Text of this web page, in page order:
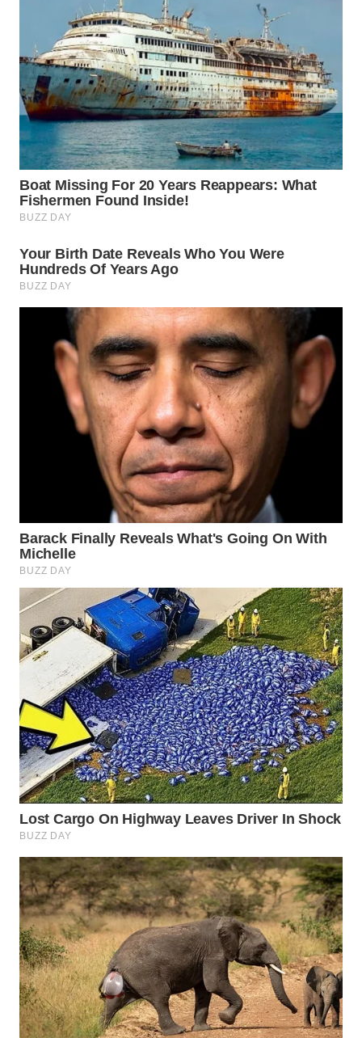
WN
DEPOK
WN
TAPANULI
UTARA
WN
SAMOSIR
PADANG
LAWAS
WN
SUMEDANG
WN
CIANJUR
KEPULAUAN
TANGERANG
WN
BINJAI
WN
CIREBON
WN
INDRAMAYU
WN
KUNINGAN
MAJALENGKA
WN
SUBANG
WN
SUKABUMI
WN
PURWAKARTA